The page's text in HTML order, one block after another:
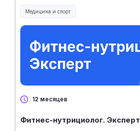
Медицина и спорт
Медицина, спорт и здоровье
12 месяцев
Фитнес-нутрициолог. Эксперт